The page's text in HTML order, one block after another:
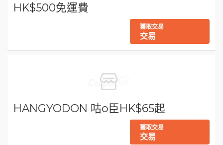
HK$500免運費
獲取交易
交易
HANGYODON 咕o臣HK$65起
獲取交易
交易